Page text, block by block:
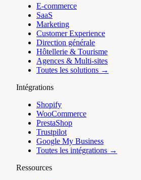
E-commerce
SaaS
Marketing
Customer Experience
Direction générale
Hôtellerie & Tourisme
Agences & Multi-sites
Toutes les solutions →
Intégrations
Shopify
WooCommerce
PrestaShop
Trustpilot
Google My Business
Toutes les intégrations →
Ressources